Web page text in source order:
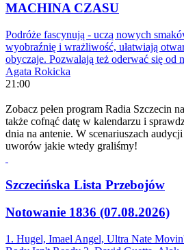
MACHINA CZASU
Podróże fascynują - uczą nowych
wyobraźnię i wrażliwość, ułatwiają
obyczaje. Pozwalają też oderwać się od
Agata Rokicka
21:00
Zobacz pełen program Radia Szczecin
także cofnąć datę w kalendarzu i
dnia na antenie. W scenariuszach
uworów jakie wtedy graliśmy!
Szczecińska Lista Przebojów
Notowanie 1836 (07.08.2026)
1. Hugel, Imael Angel, Ultra Nate